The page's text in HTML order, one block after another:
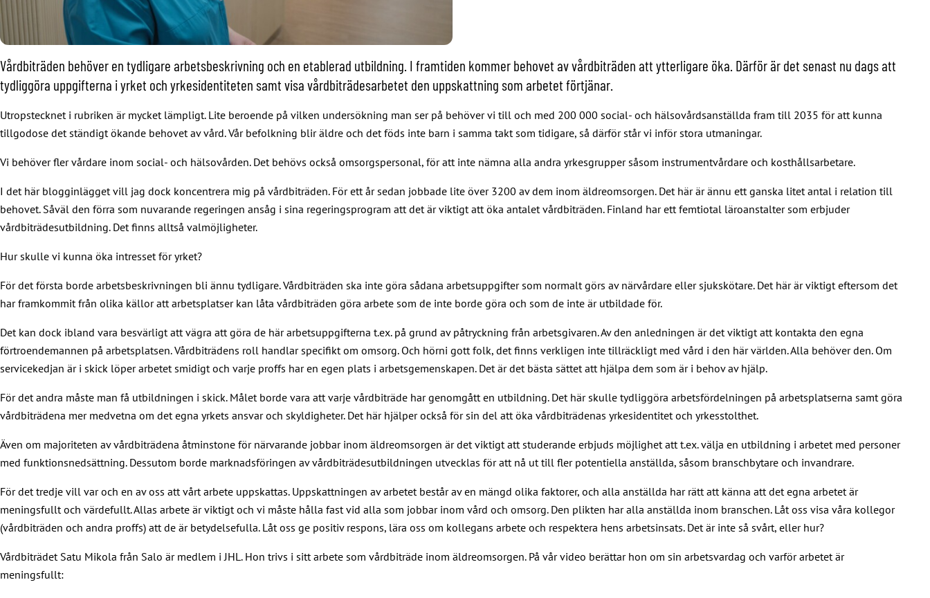
Vårdbiträden behöver en tydligare arbetsbeskrivning och en etablerad utbildning. I framtiden kommer behovet av vårdbiträden att ytterligare öka. Därför är det senast nu dags att
tydliggöra uppgifterna i yrket och yrkesidentiteten samt visa vårdbiträdesarbetet den uppskattning som arbetet förtjänar.
Utropstecknet i rubriken är mycket lämpligt. Lite beroende på vilken undersökning man ser på behöver vi till och med 200 000 social- och hälsovårdsanställda fram till 2035 för att kunna
tillgodose det ständigt ökande behovet av vård. Vår befolkning blir äldre och det föds inte barn i samma takt som tidigare, så därför står vi inför stora utmaningar.
Vi behöver fler vårdare inom social- och hälsovården. Det behövs också omsorgspersonal, för att inte nämna alla andra yrkesgrupper såsom instrumentvårdare och kosthållsarbetare.
I det här blogginlägget vill jag dock koncentrera mig på vårdbiträden. För ett år sedan jobbade lite över 3200 av dem inom äldreomsorgen. Det här är ännu ett ganska litet antal i relation till
behovet. Såväl den förra som nuvarande regeringen ansåg i sina regeringsprogram att det är viktigt att öka antalet vårdbiträden. Finland har ett femtiotal läroanstalter som erbjuder
vårdbiträdesutbildning. Det finns alltså valmöjligheter.
Hur skulle vi kunna öka intresset för yrket?
För det första borde arbetsbeskrivningen bli ännu tydligare. Vårdbiträden ska inte göra sådana arbetsuppgifter som normalt görs av närvårdare eller sjukskötare. Det här är viktigt eftersom det
har framkommit från olika källor att arbetsplatser kan låta vårdbiträden göra arbete som de inte borde göra och som de inte är utbildade för.
Det kan dock ibland vara besvärligt att vägra att göra de här arbetsuppgifterna t.ex. på grund av påtryckning från arbetsgivaren. Av den anledningen är det viktigt att kontakta den egna
förtroendemannen på arbetsplatsen. Vårdbiträdens roll handlar specifikt om omsorg. Och hörni gott folk, det finns verkligen inte tillräckligt med vård i den här världen. Alla behöver den. Om
servicekedjan är i skick löper arbetet smidigt och varje proffs har en egen plats i arbetsgemenskapen. Det är det bästa sättet att hjälpa dem som är i behov av hjälp.
För det andra måste man få utbildningen i skick. Målet borde vara att varje vårdbiträde har genomgått en utbildning. Det här skulle tydliggöra arbetsfördelningen på arbetsplatserna samt göra
vårdbiträdena mer medvetna om det egna yrkets ansvar och skyldigheter. Det här hjälper också för sin del att öka vårdbiträdenas yrkesidentitet och yrkesstolthet.
Även om majoriteten av vårdbiträdena åtminstone för närvarande jobbar inom äldreomsorgen är det viktigt att studerande erbjuds möjlighet att t.ex. välja en utbildning i arbetet med personer
med funktionsnedsättning. Dessutom borde marknadsföringen av vårdbiträdesutbildningen utvecklas för att nå ut till fler potentiella anställda, såsom branschbytare och invandrare.
För det tredje vill var och en av oss att vårt arbete uppskattas. Uppskattningen av arbetet består av en mängd olika faktorer, och alla anställda har rätt att känna att det egna arbetet är
meningsfullt och värdefullt. Allas arbete är viktigt och vi måste hålla fast vid alla som jobbar inom vård och omsorg. Den plikten har alla anställda inom branschen. Låt oss visa våra kollegor
(vårdbiträden och andra proffs) att de är betydelsefulla. Låt oss ge positiv respons, lära oss om kollegans arbete och respektera hens arbetsinsats. Det är inte så svårt, eller hur?
Vårdbiträdet Satu Mikola från Salo är medlem i JHL. Hon trivs i sitt arbete som vårdbiträde inom äldreomsorgen. På vår video berättar hon om sin arbetsvardag och varför arbetet är
meningsfullt: